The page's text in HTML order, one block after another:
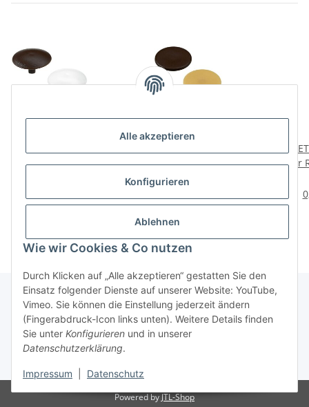
Alle akzeptieren
Konfigurieren
Ablehnen
Wie wir Cookies & Co nutzen
Durch Klicken auf „Alle akzeptieren“ gestatten Sie den
Einsatz folgender Dienste auf unserer Website: YouTube,
Vimeo. Sie können die Einstellung jederzeit ändern
(Fingerabdruck-Icon links unten). Weitere Details finden
Sie unter Konfigurieren und in unserer
Datenschutzerklärung.
Impressum Datenschutz
für
Kunststoff, weiß, braun,
für Rastex 12 / 15, 18
Abdeckdurchmesser, 24
Stück
3,95 €
für
Über uns
Powered byJTL-Shop